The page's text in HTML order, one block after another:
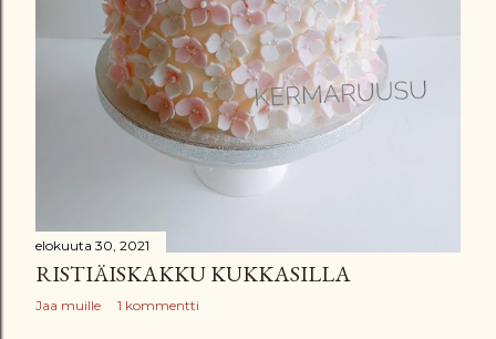
elokuuta 30, 2021
RISTIÄISKAKKU KUKKASILLA
Jaa muille 1 kommentti